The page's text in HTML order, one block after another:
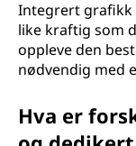
Integrert grafikk
like kraftig som
oppleve den
nødvendig med
Hva er